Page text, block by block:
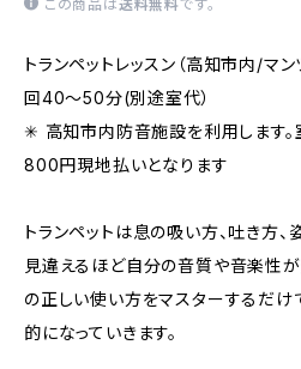
この商品は送料無料です。
トランペットレッスン（高知市内/マ
回40〜50分(別途室代）
✳︎ 高知市内防音施設を利用します
800円現地払いとなります
トランペットは息の吸い方、吐き方、
見違えるほど自分の音質や音楽性が
の正しい使い方をマスターするだけ
的になっていきます。